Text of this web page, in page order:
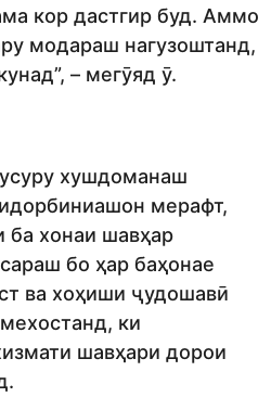
кор дастгир буд. Аммо
модараш нагузоштанд,
– мегӯяд ӯ.
хушдоманаш
мерафт,
ба хонаи шавҳар
бо ҳар баҳонае
ва хоҳиши ҷудошавӣ
ки
шавҳари дорои